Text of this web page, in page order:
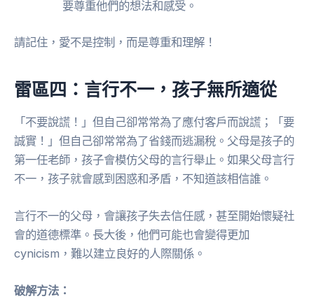
要尊重他們的想法和感受。
請記住，愛不是控制，而是尊重和理解！
雷區四：言行不一，孩子無所適從
「不要說謊！」但自己卻常常為了應付客戶而說謊；「要
誠實！」但自己卻常常為了省錢而逃漏稅。父母是孩子的
第一任老師，孩子會模仿父母的言行舉止。如果父母言行
不一，孩子就會感到困惑和矛盾，不知道該相信誰。
言行不一的父母，會讓孩子失去信任感，甚至開始懷疑社
會的道德標準。長大後，他們可能也會變得更加
cynicism，難以建立良好的人際關係。
破解方法：